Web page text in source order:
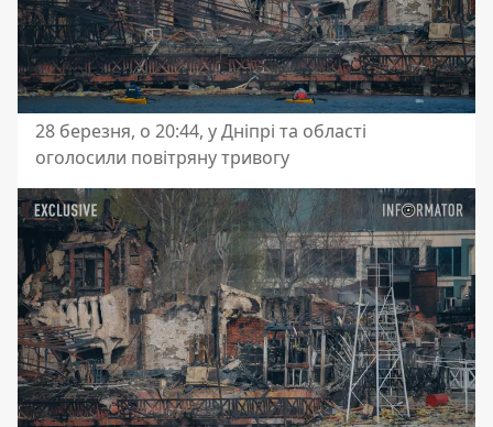
28 березня, о 20:44, у Дніпрі та області
оголосили повітряну тривогу